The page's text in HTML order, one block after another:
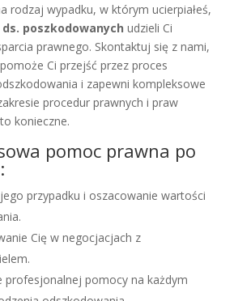
rodzaj wypadku, w którym ucierpiałeś,
poszkodowanych udzieli Ci
prawnego. Skontaktuj się z nami,
Ci przejść przez proces
i zapewni kompleksowe
procedur prawnych i praw
konieczne.
pomoc prawna po
przypadku i oszacowanie wartości
Cię w negocjacjach z
profesjonalnej pomocy na każdym